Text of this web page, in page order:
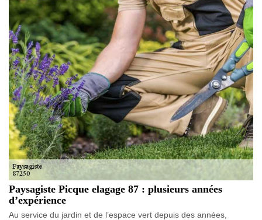
Paysagiste Picque elagage 87 : plusieurs années
d’expérience
Au service du jardin et de l’espace vert depuis des années,